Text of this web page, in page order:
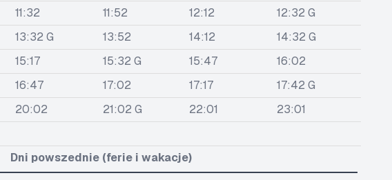
11:32 11:52 12:12
12:32 G
13:32 G 13:52 14:12
14:32 G
15:17 15:32 G 15:47
16:02
16:47 17:02 17:17
17:42 G
20:02 21:02 G 22:01
23:01
Dni powszednie (ferie i wakacje)